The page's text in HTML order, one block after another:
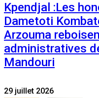
Kpendjal :Les
Dametoti
Arzouma
administratives
Mandouri
29 juillet 2026